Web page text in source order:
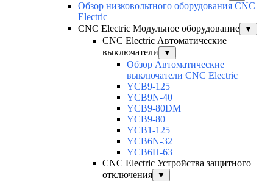
Обзор низковольтного оборудования CNC
Electric
CNC Electric Модульное оборудование
▼
CNC Electric Автоматические
выключатели
▼
Обзор Автоматические
выключатели CNC Electric
YCB9-125
YCB9N-40
YCB9-80DM
YCB9-80
YCB1-125
YCB6N-32
YCB6H-63
CNC Electric Устройства защитного
отключения
▼